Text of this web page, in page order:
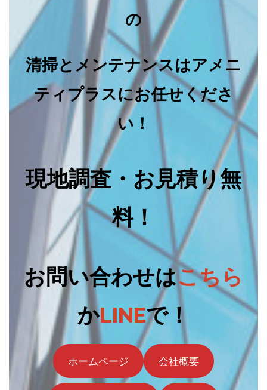
の
清掃とメンテナンスはアメニ
ティプラスにお任せくださ
い！
現地調査・お見積り無
料！
お問い合わせはこちら
かLINEで！
ホームページ 会社概要